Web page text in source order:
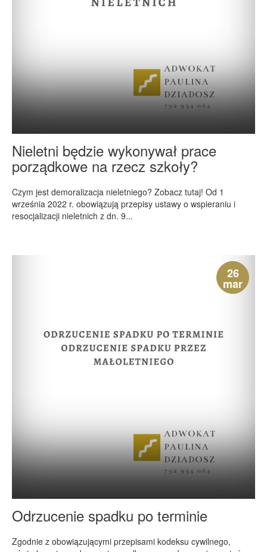
Nieletni będzie wykonywał prace
porządkowe na rzecz szkoły?
Czym jest demoralizacja nieletniego? Zobacz tutaj! Od 1
września 2022 r. obowiązują przepisy ustawy o wspieraniu i
resocjalizacji nieletnich z dn. 9...
26
mar
Odrzucenie spadku po terminie
Zgodnie z obowiązującymi przepisami kodeksu cywilnego,